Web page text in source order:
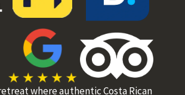
where authentic Costa Rican